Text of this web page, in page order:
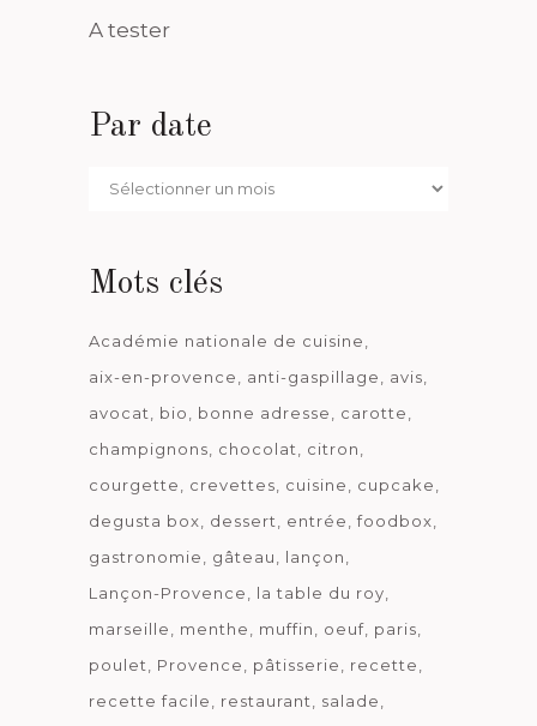
A tester
Par date
Par
Mots clés
Académie nationale de cuisine
aix-en-provence
anti-gaspillage
avis
avocat
bio bonne adresse
carotte
champignons
chocolat
citron
courgette
crevettes cuisine
cupcake
degusta box
dessert entrée
foodbox
gastronomie
gâteau
lançon
Lançon-Provence
la table du roy
marseille
menthe muffin oeuf paris
poulet
Provence pâtisserie
recette
recette facile
restaurant salade